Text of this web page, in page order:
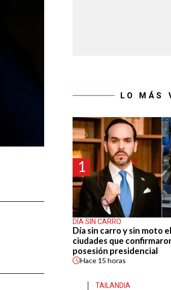
LO MÁS
1
DÍA SIN CARRO
Día sin carro y sin moto
ciudades que
posesión presidencial
Hace 15 horas
TAILANDIA